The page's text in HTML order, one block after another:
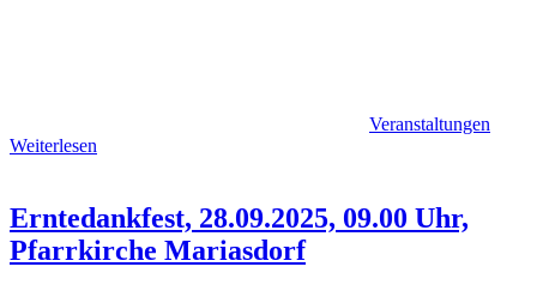
Veranstaltungen
Weiterlesen
Erntedankfest, 28.09.2025, 09.00 Uhr,
Pfarrkirche Mariasdorf